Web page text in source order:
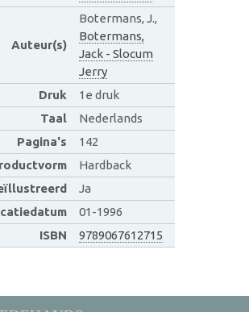
Auteur(s)
Botermans, J.,
Botermans,
Jack - Slocum
Jerry
Druk
1e druk
Taal
Nederlands
Pagina's
142
Hardback
Ja
01-1996
ISBN
9789067612715